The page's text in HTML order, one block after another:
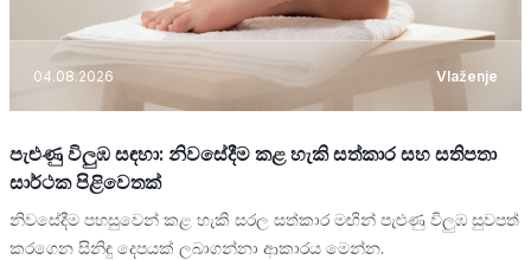
04.08.2026 Vlaženje
පැළුණු විලුඹ සඳහා: නිවසේදීම කළ හැකි සත්කාර සහ සතිපතා
සාර්ථක පිළිවෙතක්
නිවසේදීම පහසුවෙන් කළ හැකි සරල සත්කාර මඟින් පැළුණු විලුඹ සුවපත්
කරගෙන සිනිඳු දෙපයක් ලබාගන්නා ආකාරය මෙන්න.